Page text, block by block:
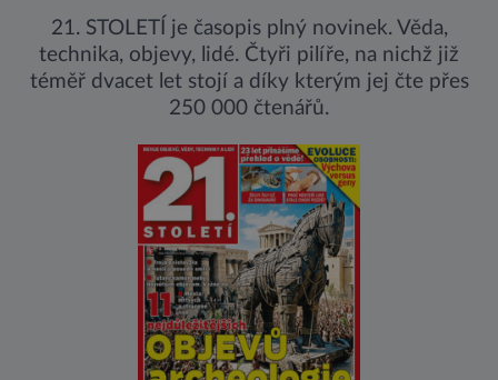
21. STOLETÍ je časopis plný novinek. Věda,
technika, objevy, lidé. Čtyři pilíře, na nichž již
téměř dvacet let stojí a díky kterým jej čte přes
250 000 čtenářů.